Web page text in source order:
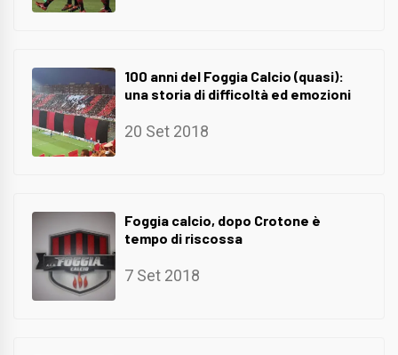
100 anni del Foggia Calcio (quasi):
una storia di difficoltà ed emozioni
20 Set 2018
Foggia calcio, dopo Crotone è
tempo di riscossa
7 Set 2018